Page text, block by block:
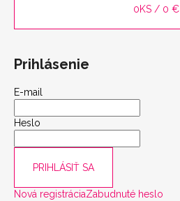
0KS / 0 €
Prihlásenie
E-mail
Heslo
PRIHLÁSIŤ SA
Nová registráciaZabudnuté heslo